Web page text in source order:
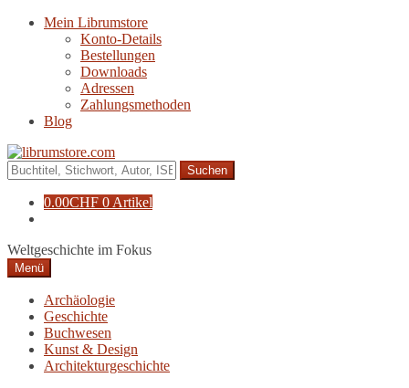
Navigation
Zum
Mein Librumstore
Konto-Details
Bestellungen
Downloads
Adressen
Zahlungsmethoden
Blog
Suche
nach:
0.00CHF 0 Artikel
Weltgeschichte im Fokus
Menü
Archäologie
Geschichte
Buchwesen
Kunst & Design
Architekturgeschichte